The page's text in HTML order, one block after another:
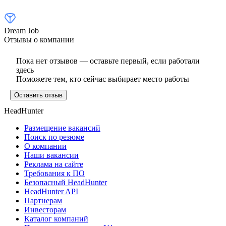
Dream Job
Отзывы о компании
Пока нет отзывов — оставьте первый, если работали
здесь
Поможете тем, кто сейчас выбирает место работы
Оставить отзыв
HeadHunter
Размещение вакансий
Поиск по резюме
О компании
Наши вакансии
Реклама на сайте
Требования к ПО
Безопасный HeadHunter
HeadHunter API
Партнерам
Инвесторам
Каталог компаний